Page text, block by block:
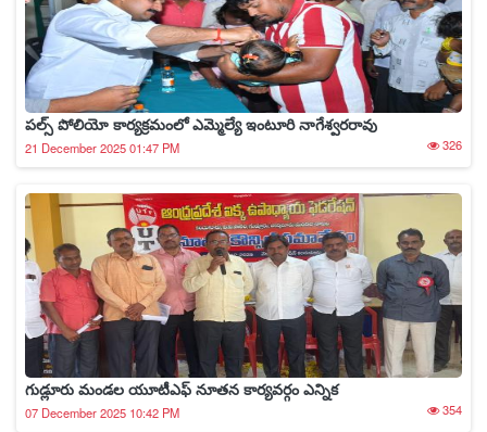
పల్స్ పోలియో కార్యక్రమంలో ఎమ్మెల్యే ఇంటూరి నాగేశ్వరరావు
21 December 2025 01:47 PM 326
గుడ్లూరు మండల యూటీఎఫ్ నూతన కార్యవర్గం ఎన్నిక
07 December 2025 10:42 PM 354